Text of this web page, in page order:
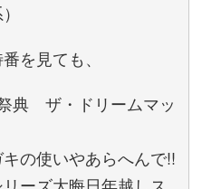
を見ても、
典 ザ・ドリームマッ
の使いやあらへんで!!